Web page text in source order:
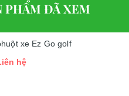
PHẨM ĐÃ XEM
xe Ez Go golf
hệ